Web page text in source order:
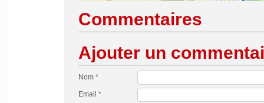
Commentaires
Ajouter un
Nom *
Email *